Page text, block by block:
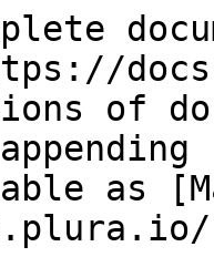
of
as